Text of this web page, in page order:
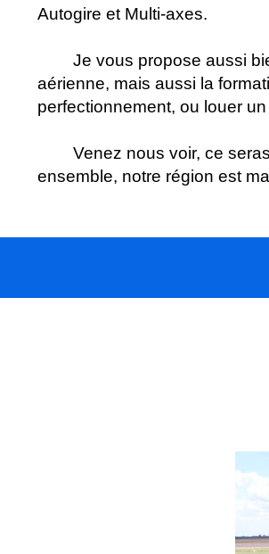
Autogire et Multi-axes.
Je vous propose aussi
aérienne, mais aussi la
perfectionnement, ou louer
Venez nous voir, ce
ensemble, notre région est